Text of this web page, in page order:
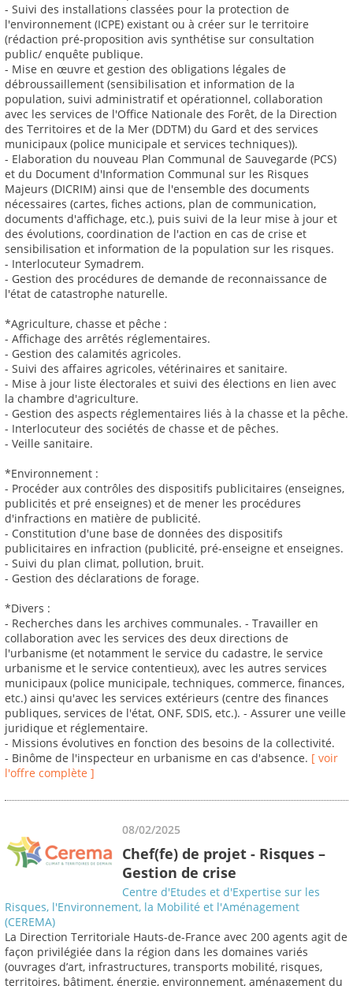
- Suivi des installations classées pour la protection de
l'environnement (ICPE) existant ou à créer sur le territoire
(rédaction pré-proposition avis synthétise sur consultation
public/ enquête publique.
- Mise en œuvre et gestion des obligations légales de
débroussaillement (sensibilisation et information de la
population, suivi administratif et opérationnel, collaboration
avec les services de l'Office Nationale des Forêt, de la Direction
des Territoires et de la Mer (DDTM) du Gard et des services
municipaux (police municipale et services techniques)).
- Elaboration du nouveau Plan Communal de Sauvegarde (PCS)
et du Document d'Information Communal sur les Risques
Majeurs (DICRIM) ainsi que de l'ensemble des documents
nécessaires (cartes, fiches actions, plan de communication,
documents d'affichage, etc.), puis suivi de la leur mise à jour et
des évolutions, coordination de l'action en cas de crise et
sensibilisation et information de la population sur les risques.
- Interlocuteur Symadrem.
- Gestion des procédures de demande de reconnaissance de
l'état de catastrophe naturelle.
*Agriculture, chasse et pêche :
- Affichage des arrêtés réglementaires.
- Gestion des calamités agricoles.
- Suivi des affaires agricoles, vétérinaires et sanitaire.
- Mise à jour liste électorales et suivi des élections en lien avec
la chambre d'agriculture.
- Gestion des aspects réglementaires liés à la chasse et la pêche.
- Interlocuteur des sociétés de chasse et de pêches.
- Veille sanitaire.
*Environnement :
- Procéder aux contrôles des dispositifs publicitaires (enseignes,
publicités et pré enseignes) et de mener les procédures
d'infractions en matière de publicité.
- Constitution d'une base de données des dispositifs
publicitaires en infraction (publicité, pré-enseigne et enseignes.
- Suivi du plan climat, pollution, bruit.
- Gestion des déclarations de forage.
*Divers :
- Recherches dans les archives communales. - Travailler en
collaboration avec les services des deux directions de
l'urbanisme (et notamment le service du cadastre, le service
urbanisme et le service contentieux), avec les autres services
municipaux (police municipale, techniques, commerce, finances,
etc.) ainsi qu'avec les services extérieurs (centre des finances
publiques, services de l'état, ONF, SDIS, etc.). - Assurer une veille
juridique et réglementaire.
- Missions évolutives en fonction des besoins de la collectivité.
- Binôme de l'inspecteur en urbanisme en cas d'absence. [ voir
l'offre complète ]
08/02/2025
Chef(fe) de projet - Risques –
Gestion de crise
Centre d'Etudes et d'Expertise sur les
Risques, l'Environnement, la Mobilité et l'Aménagement
(CEREMA)
La Direction Territoriale Hauts-de-France avec 200 agents agit de
façon privilégiée dans la région dans les domaines variés
(ouvrages d’art, infrastructures, transports mobilité, risques,
territoires, bâtiment, énergie, environnement, aménagement du